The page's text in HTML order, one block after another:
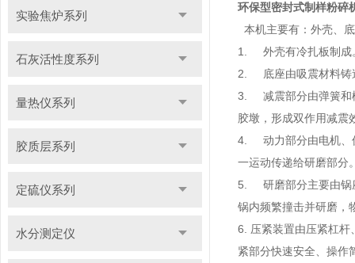
实验焦炉系列
石灰活性度系列
量热仪系列
胶质层系列
定硫仪系列
水分测定仪
环保型密封式制样粉碎
本机主要有：外壳、
1. 外壳有冷扎板制成
2. 底座由吸震材料铸
3. 减震部分由弹簧和
胶墩，形成双作用减震
4. 动力部分由电机、
一运动传递给研磨部分
5. 研磨部分主要由锅
锅内频繁撞击并研磨，
6. 压紧装置由压紧杠杆
紧部分快速安全、操作